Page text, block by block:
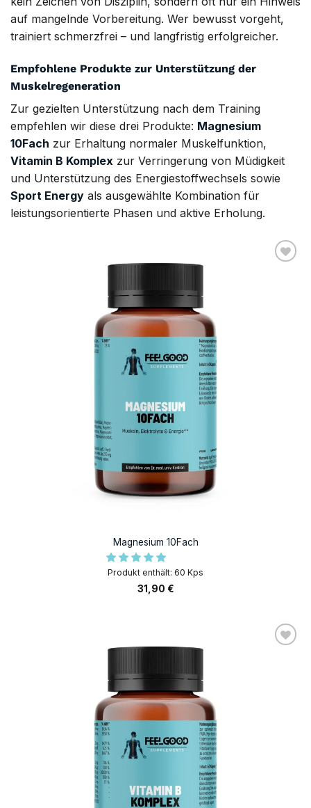
auf mangelnde Vorbereitung. Wer bewusst vorgeht,
trainiert schmerzfrei – und langfristig erfolgreicher.
Empfohlene Produkte zur Unterstützung der
Muskelregeneration
Zur gezielten Unterstützung nach dem Training
empfehlen wir diese drei Produkte: Magnesium
10Fach zur Erhaltung normaler Muskelfunktion,
Vitamin B Komplex zur Verringerung von Müdigkeit
und Unterstützung des Energiestoffwechsels sowie
Sport Energy als ausgewählte Kombination für
leistungsorientierte Phasen und aktive Erholung.
Magnesium 10Fach
Produkt enthält: 60 Kps
31,90 €